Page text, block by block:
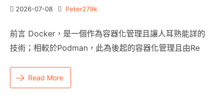
2026-07-08 Peter279k
前言 Docker，是一個作為容器化管理且讓人耳熟能詳的
技術；相較於Podman，此為後起的容器化管理且由Re
Read More